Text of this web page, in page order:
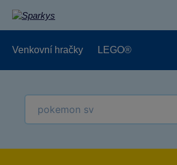
Venkovní hračky LEGO®